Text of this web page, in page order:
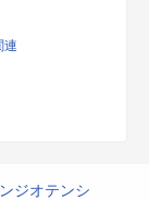
連
ジオテンシ